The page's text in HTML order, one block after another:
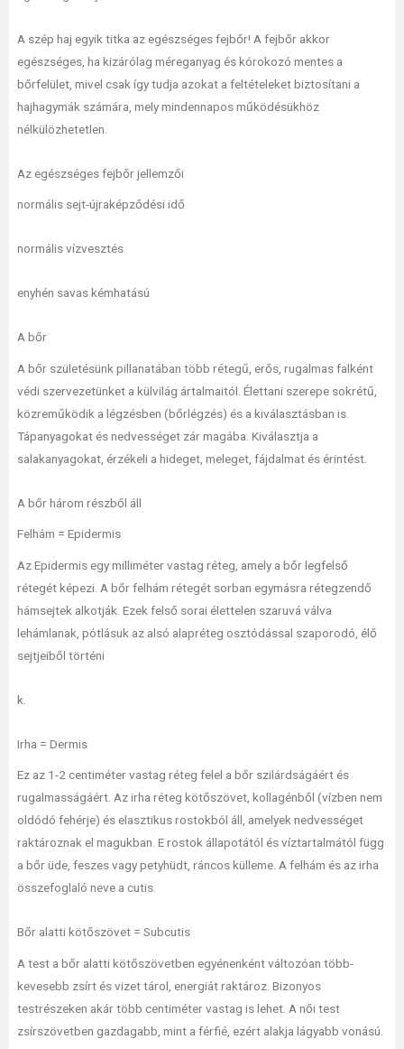
A szép haj egyik titka az egészséges fejbőr! A fejbőr akkor
egészséges, ha kizárólag méreganyag és kórokozó mentes a
bőrfelület, mivel csak így tudja azokat a feltételeket biztosítani a
hajhagymák számára, mely mindennapos működésükhöz
nélkülözhetetlen.
Az egészséges fejbőr jellemzői
normális sejt-újraképződési idő
normális vízvesztés
enyhén savas kémhatású
A bőr
A bőr születésünk pillanatában több rétegű, erős, rugalmas falként
védi szervezetünket a külvilág ártalmaitól. Élettani szerepe sokrétű,
közreműködik a légzésben (bőrlégzés) és a kiválasztásban is.
Tápanyagokat és nedvességet zár magába. Kiválasztja a
salakanyagokat, érzékeli a hideget, meleget, fájdalmat és érintést.
A bőr három részből áll
Felhám = Epidermis
Az Epidermis egy milliméter vastag réteg, amely a bőr legfelső
rétegét képezi. A bőr felhám rétegét sorban egymásra rétegzendő
hámsejtek alkotják. Ezek felső sorai élettelen szaruvá válva
lehámlanak, pótlásuk az alsó alapréteg osztódással szaporodó, élő
sejtjeiből történi
k.
Irha = Dermis
Ez az 1-2 centiméter vastag réteg felel a bőr szilárdságáért és
rugalmasságáért. Az irha réteg kötőszövet, kollagénből (vízben nem
oldódó fehérje) és elasztikus rostokból áll, amelyek nedvességet
raktároznak el magukban. E rostok állapotától és víztartalmától függ
a bőr üde, feszes vagy petyhüdt, ráncos külleme. A felhám és az irha
összefoglaló neve a cutis.
Bőr alatti kötőszövet = Subcutis
A test a bőr alatti kötőszövetben egyénenként változóan több-
kevesebb zsírt és vizet tárol, energiát raktároz. Bizonyos
testrészeken akár több centiméter vastag is lehet. A női test
zsírszövetben gazdagabb, mint a férfié, ezért alakja lágyabb vonású.